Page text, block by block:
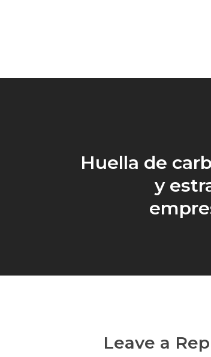
Huella de
y
Leave a